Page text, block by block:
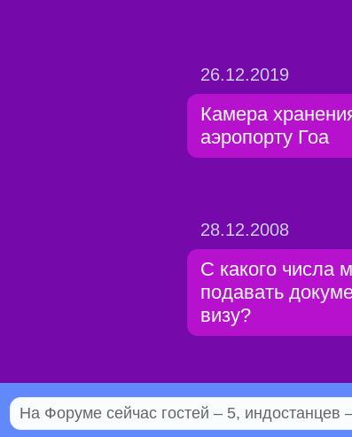
26.12.2019
Камера
аэропорту Гоа
28.12.2008
С какого числа
подавать
визу?
На Форуме сейчас гостей – 5, индостанцев